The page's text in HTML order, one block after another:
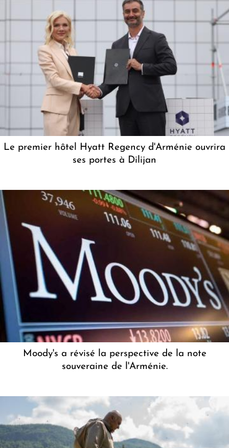
Le premier hôtel Hyatt Regency d'Arménie ouvrira
ses portes à Dilijan
Moody's a révisé la perspective de la note
souveraine de l'Arménie.